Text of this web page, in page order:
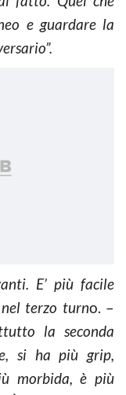
e guardare la
E’ più facile
terzo turno. –
la seconda
si ha più grip,
morbida, è più